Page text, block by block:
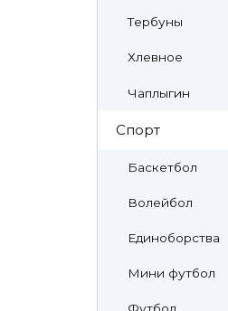
Тербуны
Хлевное
Чаплыгин
Спорт
Баскетбол
Волейбол
Единоборства
Мини футбол